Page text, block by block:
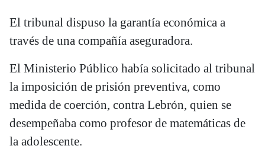
El tribunal dispuso la garantía económica a
través de una compañía aseguradora.
El Ministerio Público había solicitado al tribunal
la imposición de prisión preventiva, como
medida de coerción, contra Lebrón, quien se
desempeñaba como profesor de matemáticas de
la adolescente.